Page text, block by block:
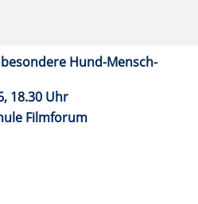
Hund-Mensch-
18.30 Uhr
Filmforum